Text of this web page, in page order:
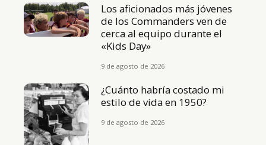
Los aficionados más jóvenes
de los Commanders ven de
cerca al equipo durante el
«Kids Day»
9 de agosto de 2026
¿Cuánto habría costado mi
estilo de vida en 1950?
9 de agosto de 2026